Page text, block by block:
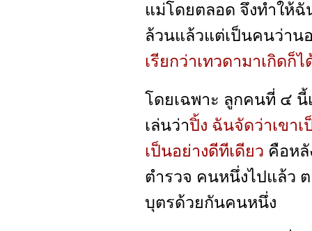
แม่โดยตลอด จึงทำให้
ล้วนแล้วแต่เป็นคนว่าน
เรียกว่าเทวดามาเกิดก็ไ
โดยเฉพาะ ลูกคนที่ ๔
เล่นว่าปิ้ง ฉันจัดว่าเข
เป็นอย่างดีทีเดียว คือหลั
ตำรวจ คนหนึ่งไปแล้ว
บุตรด้วยกันคนหนึ่ง